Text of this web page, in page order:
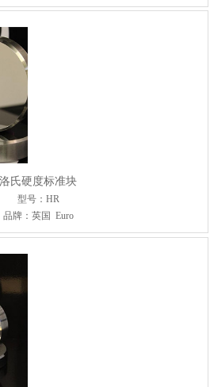
洛氏硬度标准块
型号：HR
品牌：英国 Euro